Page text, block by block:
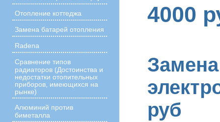
Отопление коттеджа
Замена батарей отопления
Radena
Сравнение типов
радиаторов (Достоинства и
недостатки отопительных
приборов, имеющихся на
рынке)
Алюминий против
биметалла
4000
руб